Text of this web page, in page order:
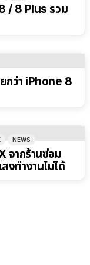
/ 8 Plus รวม
กว่า iPhone 8
NEWS
จากร้านซ่อม
งทำงานไม่ได้